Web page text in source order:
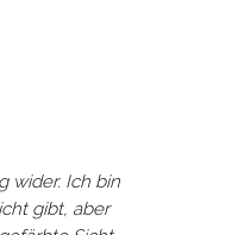
wider. Ich bin
gibt, aber